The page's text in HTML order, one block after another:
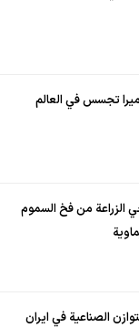
تجسس في العالم
الزراعة من فخ السموم
الصناعية في ايران